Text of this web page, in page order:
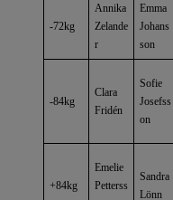
-72kg
Annika
Zelande
r
Emma
Johans
son
-84kg
Clara
Fridén
Sofie
Josefss
on
+84kg
Emelie
Petterss
Sandra
Lönn